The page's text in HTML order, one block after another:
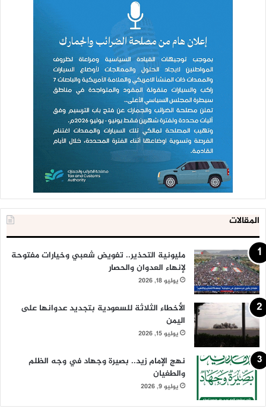
المقالات
مليونية التحذير.. تفويض شعبي وخيارات مفتوحة
لإنهاء العدوان والحصار
يوليو 18, 2026
الأخطاء الثلاثة للسعودية بتجديد عدوانها على
اليمن
يوليو 15, 2026
نهج الإمام زيد.. بصيرة وجهاد في وجه الظلم
والطغيان
يوليو 9, 2026